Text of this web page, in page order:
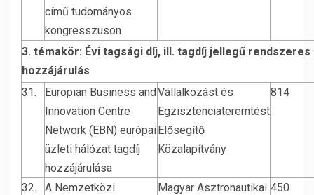
című tudományos
kongresszuson
3. témakör: Évi tagsági díj, ill. tagdíj jellegű rendszeres
hozzájárulás
31.
Europian Business and
Innovation Centre
Network (EBN) európai
üzleti hálózat tagdíj
hozzájárulása
Vállalkozást és
Egzisztenciateremtést
Elősegítő
Közalapítvány
814
32.
A Nemzetközi
Magyar Asztronautikai 450